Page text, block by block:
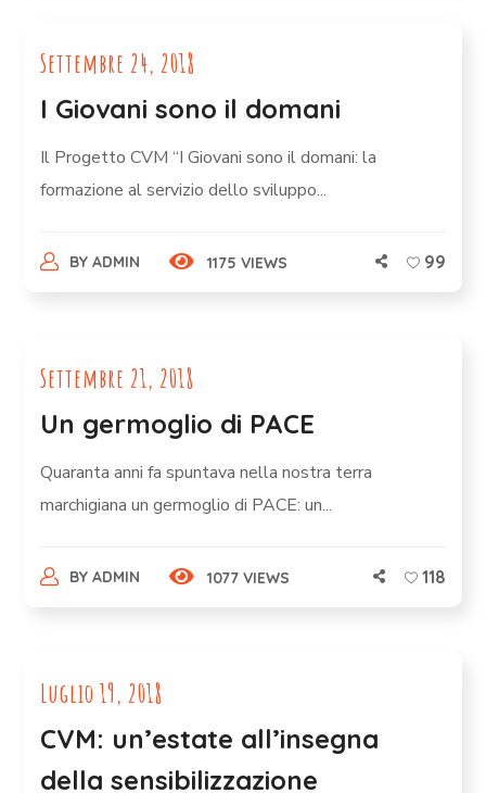
Settembre 24, 2018
I Giovani sono il domani
Il Progetto CVM “I Giovani sono il domani: la
formazione al servizio dello sviluppo...
BY ADMIN 1175 VIEWS 99
Settembre 21, 2018
Un germoglio di PACE
Quaranta anni fa spuntava nella nostra terra
marchigiana un germoglio di PACE: un...
BY ADMIN 1077 VIEWS 118
Luglio 19, 2018
CVM: un’estate all’insegna
della sensibilizzazione